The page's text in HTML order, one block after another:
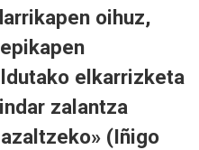
oihuz,
elkarrizketa
zalantza
(Iñigo